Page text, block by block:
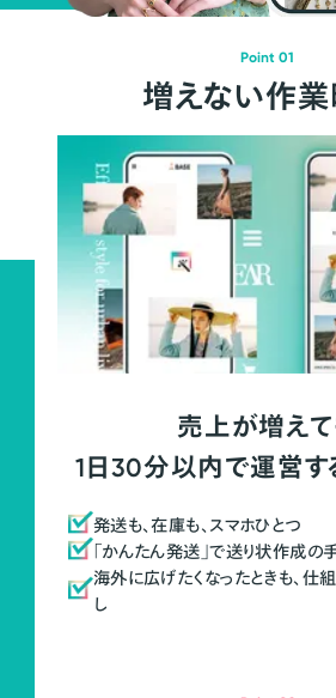
Point 01
増えない作業
売上が増えて
1日30分以内で運営す
発送も、在庫も、スマホひとつ
「かんたん発送」で送り状作成の
海外に広げたくなったときも、仕
し